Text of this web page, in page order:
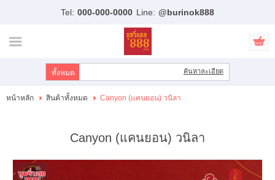
สมัครสมาชิก
สินค้าที่สนใจ ( 0 )
แบรนด์
Tel: 000-000-0000 Line: @burinok888
ค้นหาละเอียด
หน้าหลัก สินค้าทั้งหมด Canyon (แคนยอน) วนิลา
Canyon (แคนยอน) วนิลา